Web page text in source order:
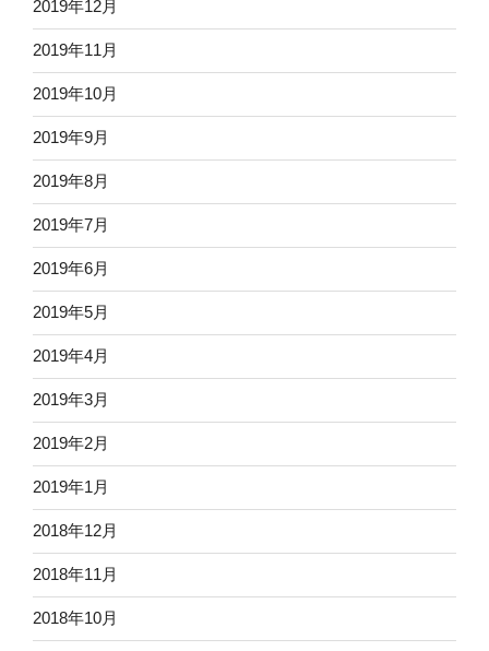
2019年12月
2019年11月
2019年10月
2019年9月
2019年8月
2019年7月
2019年6月
2019年5月
2019年4月
2019年3月
2019年2月
2019年1月
2018年12月
2018年11月
2018年10月